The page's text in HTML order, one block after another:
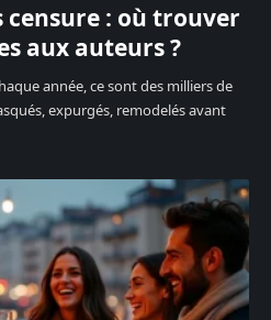
censure : où trouver
aux auteurs ?
année, ce sont des milliers de
expurgés, remodelés avant